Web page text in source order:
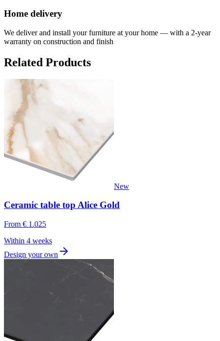
Home delivery
We deliver and install your furniture at your home — with a 2-year
warranty on construction and finish
Related Products
New
Ceramic table top Alice Gold
From € 1.025
Within 4 weeks
Design your own